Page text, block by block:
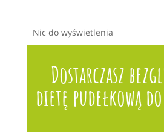
Nic do wyświetlenia
Dostarczasz
dietę pudełkową